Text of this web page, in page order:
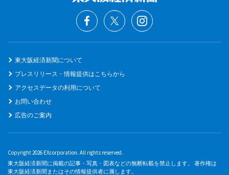
東大阪経済新聞について
プレスリリース・情報提供はこちらから
アクセスデータの利用について
お問い合わせ
広告のご案内
Copyright 2026 EXcorporation. All rights reserved.
東大阪経済新聞に掲載の記事・写真・図表などの無断転載を禁止します。 著作権は
東大阪経済新聞またはその情報提供者に属します。